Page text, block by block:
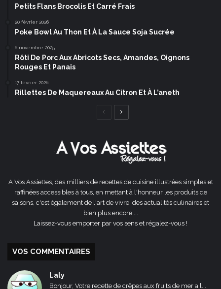
Petits Flans Brocolis Et Carré Frais
20 février 2026
Poke Bowl Au Thon Et À La Sauce Soja Sucrée
6 novembre 2025
Rôti De Porc Aux Abricots Secs, Amandes, Oignons
Rouges Et Panais
17 février 2026
Rillettes De Maquereaux Au Citron Et À L’aneth
Page
A Vos Assiettes, des milliers de recettes de cuisine illustrées simples et
raffinées accessibles à tous, en mettant à l'honneur les produits de
saisons, c'est également de l'art de vivre, des actualités culinaires et
bien plus encore ...
Laissez-vous emporter par vos sens et régalez-vous !
VOS COMMENTAIRES
Laly
Bonjour, Votre recette de crêpes aux fruits de mer a l...